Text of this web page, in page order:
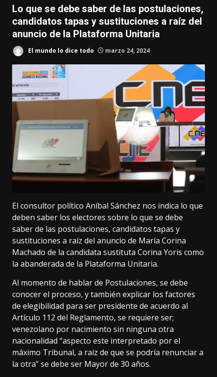
Lo que se debe saber de las postulaciones,
candidatos tapas y sustituciones a raíz del
anuncio de la Plataforma Unitaria
El mundo lo dice todo marzo 24, 2024
El consultor político Aníbal Sánchez nos indica lo que
deben saber los electores sobre lo que se debe
saber de las postulaciones, candidatos tapas y
sustituciones a raíz del anuncio de María Corina
Machado de la candidata sustituta Corina Yoris como
la abanderada de la Plataforma Unitaria.
Al momento de hablar de Postulaciones, se debe
conocer el proceso, y también explicar los factores
de elegibilidad para ser presidente de acuerdo al
Artículo 112 del Reglamento, se requiere ser;
venezolano por nacimiento sin ninguna otra
nacionalidad “aspecto este interpretado por el
máximo Tribunal, a raíz de que se podría renunciar a
la otra” se debe ser Mayor de 30 años.